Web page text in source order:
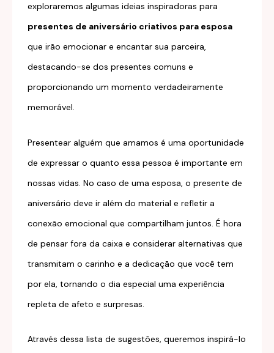
exploraremos algumas ideias inspiradoras para
presentes de aniversário criativos para esposa
que irão emocionar e encantar sua parceira,
destacando-se dos presentes comuns e
proporcionando um momento verdadeiramente
memorável.
Presentear alguém que amamos é uma oportunidade
de expressar o quanto essa pessoa é importante em
nossas vidas. No caso de uma esposa, o presente de
aniversário deve ir além do material e refletir a
conexão emocional que compartilham juntos. É hora
de pensar fora da caixa e considerar alternativas que
transmitam o carinho e a dedicação que você tem
por ela, tornando o dia especial uma experiência
repleta de afeto e surpresas.
Através dessa lista de sugestões, queremos inspirá-lo